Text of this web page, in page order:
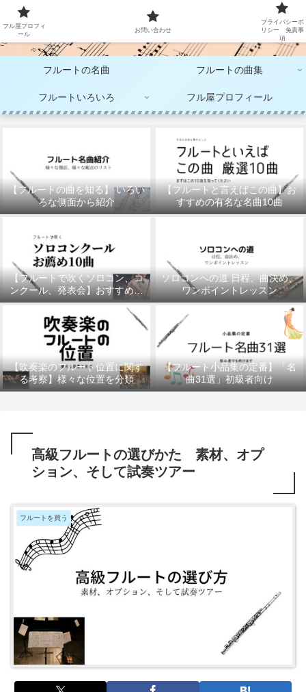
大人のフルート演奏
フルートの名曲 フルートの曲集
フルートいろいろ フル屋プロフィール
【フルートの曲を知る】 いろい
ろな側面から紹介
【フルートと言えばこの曲】お
すすめの有名な名曲10曲
【フルートで吹くソロコン、コ
ンクール、発表会】おすすめの
10曲
ソロコンへの道 日程、曲決め、
ワンポイントレッスン
【吹奏楽のフルート位置に関す
る考察】様々な位置を分類
【フルート小品集の定番】「名
曲31選」初級者向け
高級フルートの選びかた 素材、オプ
ション、そして試奏ツアー
フルートを買う
フル屋プロフィ
ール
お問い合わせ
プライバシーポ
リシー 免責事
項